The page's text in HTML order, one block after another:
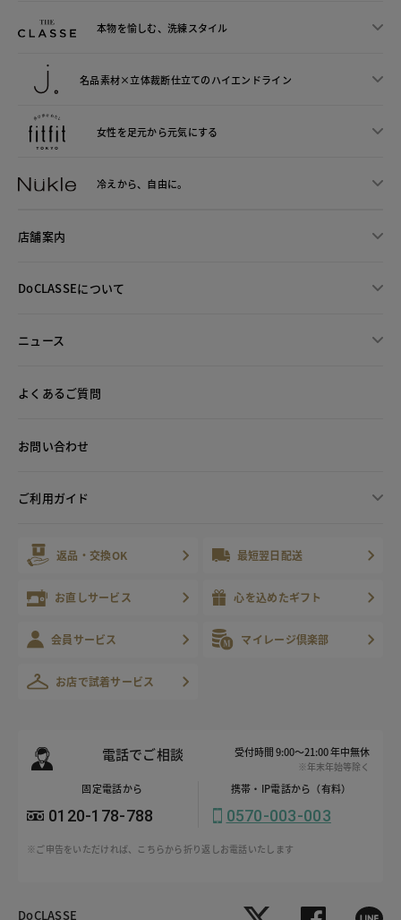
本物を愉しむ、洗練スタイル
名品素材×立体裁断仕立てのハイエンドライン
女性を足元から元気にする
冷えから、 自由に。
店舗案内
DoCLASSEについて
ニュース
よくあるご質問
お問い合わせ
ご利用ガイド
返品・交換OK 最短翌日配送
お直しサービス 心を込めたギフト
会員サービス マイレージ倶楽部
お店で試着サービス
電話でご相談 受付時間 9:00～21:00 年中無休
※年末年始等除く
固定電話から
0120-178-788
携帯・IP電話から（有料）
0570-003-003
※ご申告をいただければ、こちらから折り返しお電話いたします
DoCLASSE